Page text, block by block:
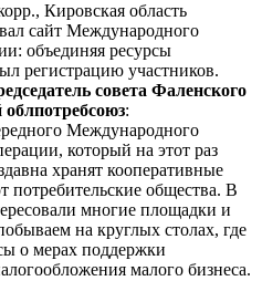
Кировская область
сайт Международного
объединяя ресурсы
регистрацию участников.
совета Фаленского
:
Международного
который на этот раз
хранят кооперативные
общества. В
многие площадки и
на круглых столах, где
о мерах поддержки
малого бизнеса.